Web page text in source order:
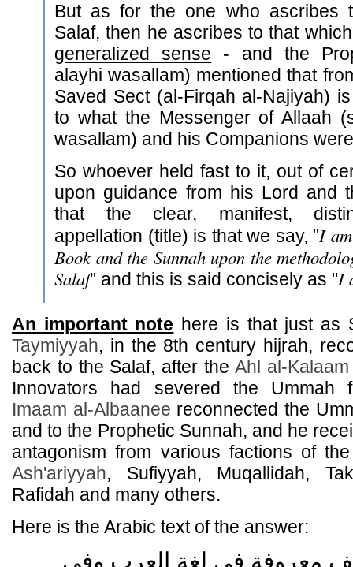
But as for the one who ascribes
Salaf, then he ascribes to that
generalized sense - and the
alayhi wasallam) mentioned that
Saved Sect (al-Firqah al-Najiyah)
to what the Messenger of Allaah
wasallam) and his Companions
So whoever held fast to it, out of
upon guidance from his Lord and
that the clear, manifest,
appellation (title) is that we say, "I
Book and the Sunnah upon the
Salaf" and this is said concisely as "I
An important note here is that just as
Taymiyyah, in the 8th century hijrah,
back to the Salaf, after the Ahl al-Kalaam
Innovators had severed the Ummah
Imaam al-Albaanee reconnected the
and to the Prophetic Sunnah, and he
antagonism from various factions of
Ash'ariyyah, Sufiyyah, Muqallidah,
Rafidah and many others.
Here is the Arabic text of the answer:
معروفة في لغة العرب وفي